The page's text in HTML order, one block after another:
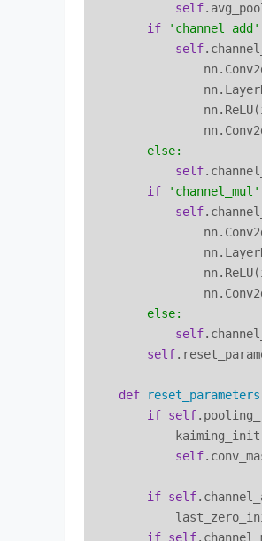
self
if
'channel_add'
self
else:
self
if
'channel_mul'
self
else:
self
self
def reset_parameters
if self
self
if self
if self